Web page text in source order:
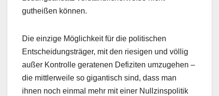
gutheißen können.
Die einzige Möglichkeit für die politischen
Entscheidungsträger, mit den riesigen und völlig
außer Kontrolle geratenen Defiziten umzugehen –
die mittlerweile so gigantisch sind, dass man
ihnen noch einmal mehr mit einer Nullzinspolitik